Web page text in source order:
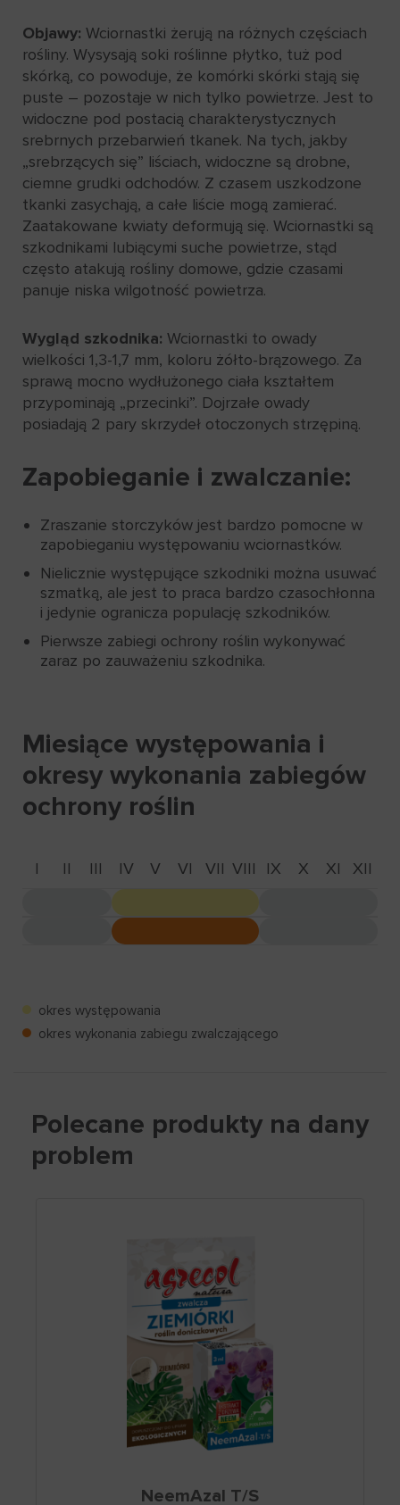
Objawy: Wciornastki żerują na różnych częściach
rośliny. Wysysają soki roślinne płytko, tuż pod
skórką, co powoduje, że komórki skórki stają się
puste – pozostaje w nich tylko powietrze. Jest to
widoczne pod postacią charakterystycznych
srebrnych przebarwień tkanek. Na tych, jakby
„srebrzących się” liściach, widoczne są drobne,
ciemne grudki odchodów. Z czasem uszkodzone
tkanki zasychają, a całe liście mogą zamierać.
Zaatakowane kwiaty deformują się. Wciornastki są
szkodnikami lubiącymi suche powietrze, stąd
często atakują rośliny domowe, gdzie czasami
panuje niska wilgotność powietrza.
Wygląd szkodnika: Wciornastki to owady
wielkości 1,3-1,7 mm, koloru żółto-brązowego. Za
sprawą mocno wydłużonego ciała kształtem
przypominają „przecinki”. Dojrzałe owady
posiadają 2 pary skrzydeł otoczonych strzępiną.
Zapobieganie i zwalczanie:
Zraszanie storczyków jest bardzo pomocne w
zapobieganiu występowaniu wciornastków.
Nielicznie występujące szkodniki można usuwać
szmatką, ale jest to praca bardzo czasochłonna
i jedynie ogranicza populację szkodników.
Pierwsze zabiegi ochrony roślin wykonywać
zaraz po zauważeniu szkodnika.
Miesiące występowania i
okresy wykonania zabiegów
ochrony roślin
I II III IV V VI VII VIII IX X XI XII
okres występowania
okres wykonania zabiegu zwalczającego
Polecane produkty na dany
problem
NeemAzal T/S